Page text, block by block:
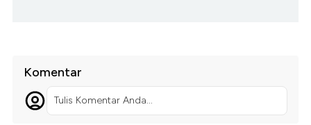
Komentar
Tulis Komentar Anda...